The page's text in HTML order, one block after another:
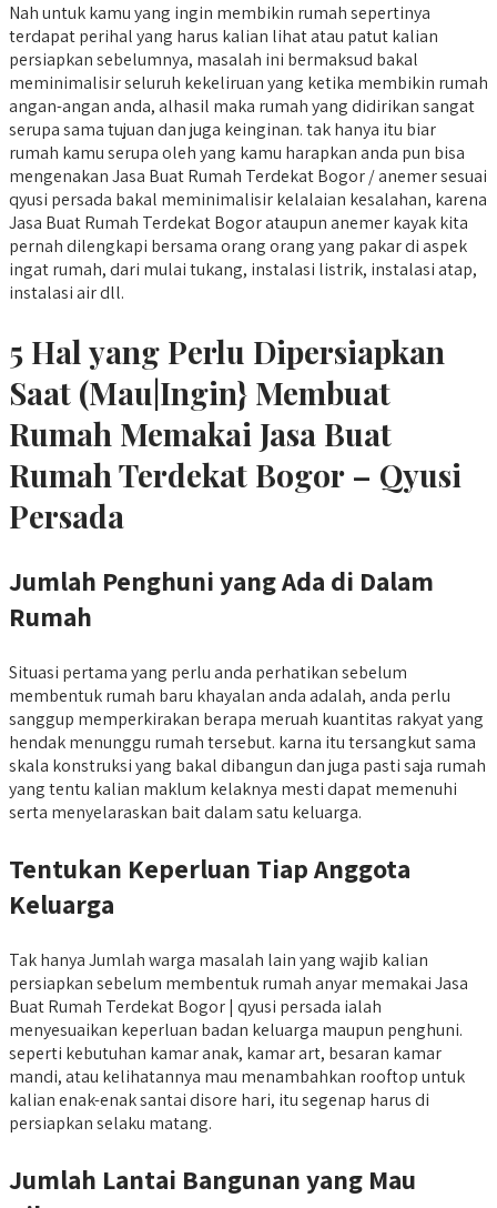
Nah untuk kamu yang ingin membikin rumah sepertinya
terdapat perihal yang harus kalian lihat atau patut kalian
persiapkan sebelumnya, masalah ini bermaksud bakal
meminimalisir seluruh kekeliruan yang ketika membikin rumah
angan-angan anda, alhasil maka rumah yang didirikan sangat
serupa sama tujuan dan juga keinginan. tak hanya itu biar
rumah kamu serupa oleh yang kamu harapkan anda pun bisa
mengenakan Jasa Buat Rumah Terdekat Bogor / anemer sesuai
qyusi persada bakal meminimalisir kelalaian kesalahan, karena
Jasa Buat Rumah Terdekat Bogor ataupun anemer kayak kita
pernah dilengkapi bersama orang orang yang pakar di aspek
ingat rumah, dari mulai tukang, instalasi listrik, instalasi atap,
instalasi air dll.
5 Hal yang Perlu Dipersiapkan
Saat (Mau|Ingin} Membuat
Rumah Memakai Jasa Buat
Rumah Terdekat Bogor – Qyusi
Persada
Jumlah Penghuni yang Ada di Dalam
Rumah
Situasi pertama yang perlu anda perhatikan sebelum
membentuk rumah baru khayalan anda adalah, anda perlu
sanggup memperkirakan berapa meruah kuantitas rakyat yang
hendak menunggu rumah tersebut. karna itu tersangkut sama
skala konstruksi yang bakal dibangun dan juga pasti saja rumah
yang tentu kalian maklum kelaknya mesti dapat memenuhi
serta menyelaraskan bait dalam satu keluarga.
Tentukan Keperluan Tiap Anggota
Keluarga
Tak hanya Jumlah warga masalah lain yang wajib kalian
persiapkan sebelum membentuk rumah anyar memakai Jasa
Buat Rumah Terdekat Bogor | qyusi persada ialah
menyesuaikan keperluan badan keluarga maupun penghuni.
seperti kebutuhan kamar anak, kamar art, besaran kamar
mandi, atau kelihatannya mau menambahkan rooftop untuk
kalian enak-enak santai disore hari, itu segenap harus di
persiapkan selaku matang.
Jumlah Lantai Bangunan yang Mau